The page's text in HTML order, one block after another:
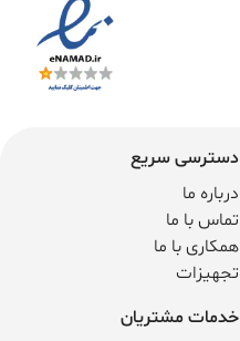
دسترسی سریع
درباره ما
تماس با ما
همکاری با ما
تجهیزات
خدمات مشتریان